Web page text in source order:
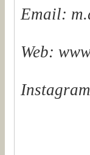
Email:
Web: